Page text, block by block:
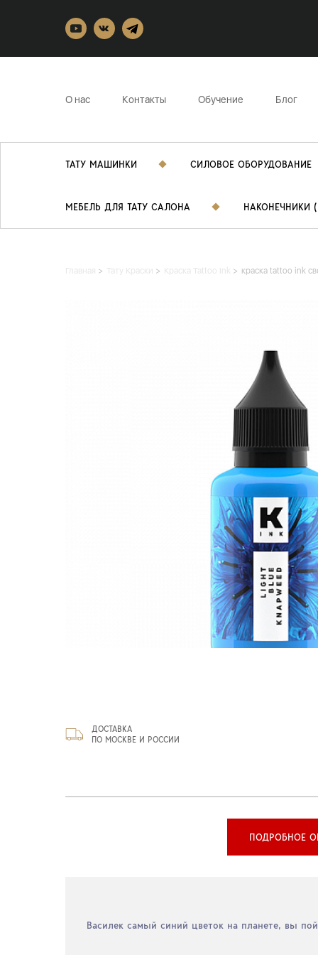
О нас Контакты Обучение Блог
ТАТУ МАШИНКИ СИЛОВОЕ ОБОРУДОВАНИЕ
МЕБЕЛЬ ДЛЯ ТАТУ САЛОНА НАКОНЕЧНИКИ
Главная Тату Краски Краска Tattoo Ink краска tattoo ink
ДОСТАВКА
ПО МОСКВЕ И РОССИИ
ПОДРОБНОЕ
Василек самый синий цветок на планете, вы